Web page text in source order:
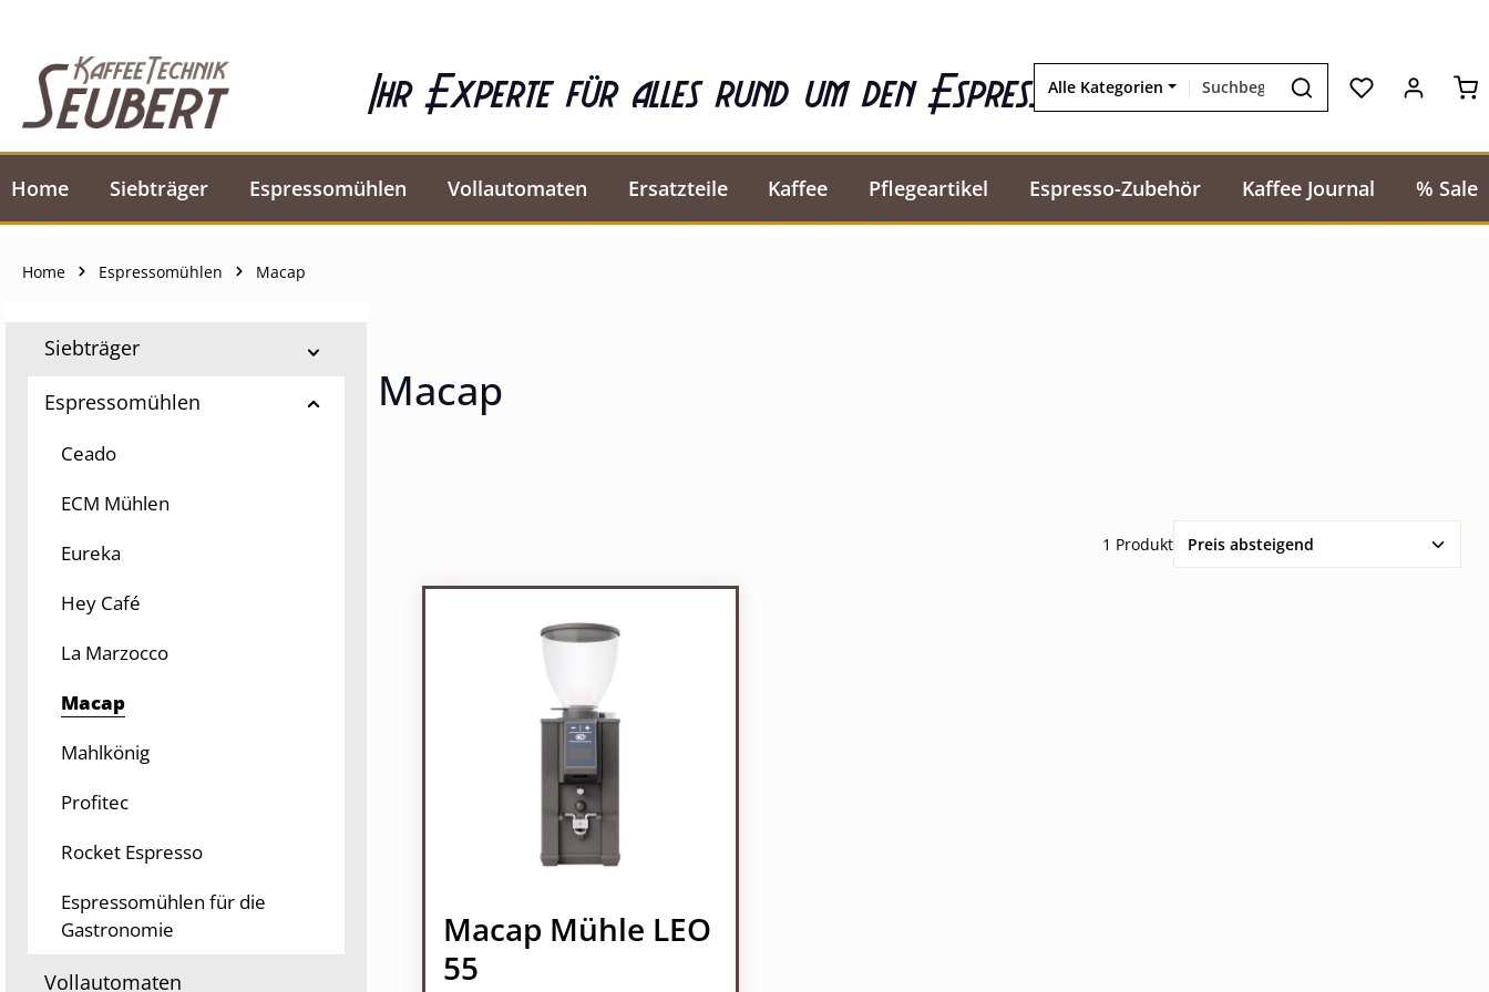
Ihr Experte für alles rund um den EspressoAlle Kategorien
Home Siebträger Espressomühlen Vollautomaten Ersatzteile Kaffee Pflegeartikel Espresso-Zubehör Kaffee Journal % Sale
Home Espressomühlen Macap
Siebträger
Espressomühlen
Ceado
ECM Mühlen
Eureka
Hey Café
La Marzocco
Macap
Mahlkönig
Profitec
Rocket Espresso
Espressomühlen für die
Gastronomie
Vollautomaten
Macap
1 Produkt
Macap Mühle LEO
55